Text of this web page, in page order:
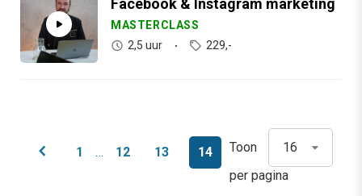
MASTERCLASS
Facebook & Instagram marketing
2,5 uur 229,-
chevron_left 1 … 12 13 14
Toon
per pagina